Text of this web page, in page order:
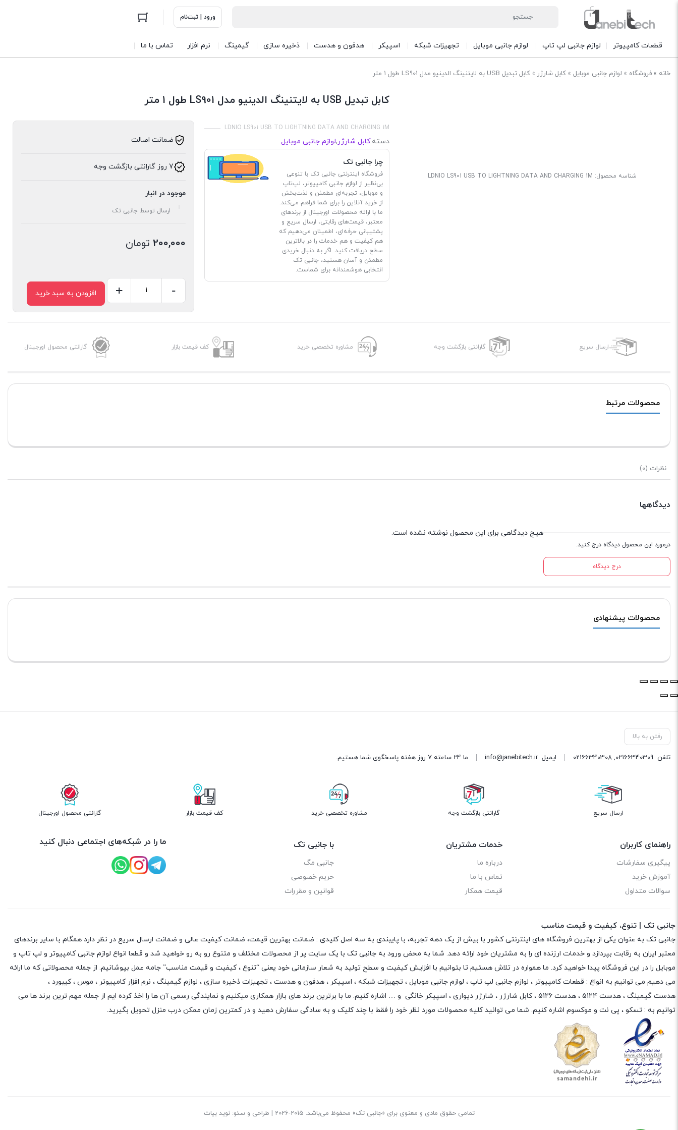
ورود | ثبت‌نام
قطعات کامپیوتر لوازم جانبی لپ تاپ لوازم جانبی موبایل تجهیزات شبکه اسپیکر هدفون و هدست ذخیره سازی گیمینگ نرم افزار تماس با ما
خانه » فروشگاه » لوازم جانبی موبایل » کابل شارژر » کابل تبدیل USB به لایتنینگ الدینیو مدل LS901 طول 1 متر
شناسه محصول: LDNIO LS901 USB TO LIGHTNING DATA AND CHARGING 1M
کابل تبدیل USB به لایتنینگ الدینیو مدل LS901 طول 1 متر
LDNIO LS901 USB TO LIGHTNING DATA AND CHARGING 1M
دسته:کابل شارژر,لوازم جانبی موبایل
چرا جانبی تک
فروشگاه اینترنتی جانبی تک با تنوعی
بی‌نظیر از لوازم جانبی کامپیوتر، لپ‌تاپ
و موبایل، تجربه‌ای مطمئن و لذت‌بخش
از خرید آنلاین را برای شما فراهم می‌کند.
ما با ارائه محصولات اورجینال از برندهای
معتبر، قیمت‌های رقابتی، ارسال سریع و
پشتیبانی حرفه‌ای، اطمینان می‌دهیم که
هم کیفیت و هم خدمات را در بالاترین
سطح دریافت کنید. اگر به دنبال خریدی
مطمئن و آسان هستید، جانبی تک
انتخابی هوشمندانه برای شماست.
ضمانت اصالت
7 روز گارانتی بازگشت وجه
موجود در انبار
ارسال توسط جانبی تک
200,000 تومان
تبدیل
لایتنینگ
مدل
-
+ افزودن به سبد خرید
ارسال سریع گارانتی بازگشت وجه مشاوره تخصصی خرید کف قیمت بازار گارانتی محصول اورجینال
محصولات مرتبط
نظرات (0)
دیدگاهها
درمورد این محصول دیدگاه درج کنید.
درج دیدگاه
هیچ دیدگاهی برای این محصول نوشته نشده است.
محصولات پیشنهادی
رفتن به بالا
تلفن 02166340309
,
02166340308 ایمیلinfo@janebitech.ir ما 24 ساعته 7 روز هفته پاسخگوی شما هستیم.
ارسال سریع گارانتی بازگشت وجه مشاوره تخصصی خرید کف قیمت بازار گارانتی محصول اورجینال
راهنمای کاربران
پیگیری سفارشات
آموزش خرید
سوالات متداول
خدمات مشتریان
درباره ما
تماس با ما
قیمت همکار
با جانبی تک
جانبی مگ
حریم خصوصی
قوانین و مقررات
ما را در شبکه‌های اجتماعی دنبال کنید
جانبی تک | تنوع، کیفیت و قیمت مناسب
جانبی تک به عنوان یکی از بهترین فروشگاه های اینترنتی کشور با بیش از یک دهه تجربه، با پایبندی به سه اصل کلیدی : ضمانت بهترین قیمت، ضمانت کیفیت عالی و ضمانت ارسال سریع در نظر دارد همگام با سایر برندهای
معتبر ایران به رقابت بپردازد و خدمات ارزنده ای را به مشتریان خود ارائه دهد. شما به محض ورود به جانبی تک با یک سایت پر از محصولات مختلف و متنوع رو به رو خواهید شد و قطعا انواع لوازم جانبی کامپیوتر و لپ تاپ و
موبایل را در این فروشگاه پیدا خواهید کرد. ما همواره در تلاش هستیم تا بتوانیم با افزایش کیفیت و سطح تولید به شعار سازمانی خود یعنی “تنوع ، کیفیت و قیمت مناسب” جامه عمل بپوشانیم. از جمله محصولاتی که ما ارائه
می دهیم می توانیم به انواع : قطعات کامپیوتر ، لوازم جانبی لپ تاپ ، لوازم جانبی موبایل ، تجهیزات شبکه ، اسپیکر ، هدفون و هدست ، تجهیزات ذخیره سازی ، لوازم گیمینگ ، نرم افزار کامپیوتر ، موس ،کیبورد ،
هدست گیمینگ ، هدست 5124 ، هدست 5126 ، کابل شارژر ، شارژر دیواری ، اسپیکر خانگی و … اشاره کنیم. ما با برترین برند های بازار همکاری میکنیم و نمایندگی رسمی آن ها را اخذ کرده ایم از جمله مهم ترین برند ها می
توانیم به : تسکو ، پی نت و موکسوم اشاره کنیم. شما می توانید کلیه محصولات مورد نظر خود را فقط با چند کلیک و به سادگی سفارش دهید و در کمترین زمان ممکن درب منزل تحویل بگیرید.
تمامی حقوق مادی و معنوی برای «جانبی تک» محفوظ می‌باشد. 2015-2026 | طراحی و سئو: نوید بیات